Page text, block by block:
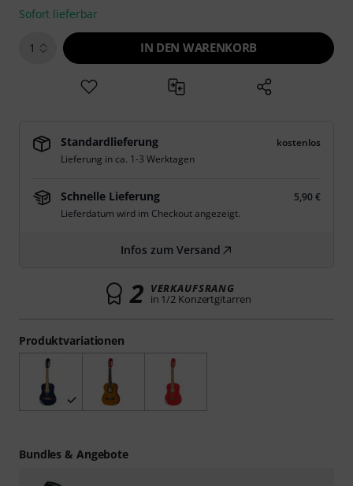
Produktvariationen
Sofort lieferbar
1 IN DEN WARENKORB
Standardlieferung
kostenlos
Lieferung in ca. 1-3 Werktagen
Schnelle Lieferung
5,90 €
Lieferdatum wird im Checkout angezeigt.
Infos zum Versand
2 VERKAUFSRANG
in 1/2 Konzertgitarren
Bundles & Angebote